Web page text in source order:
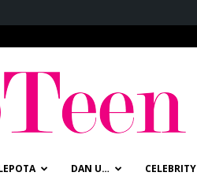
DAN U… CELEBRITY